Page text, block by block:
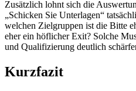
Zusätzlich lohnt sich die
„Schicken Sie Unterlagen“
welchen Zielgruppen ist die Bitte
eher ein höflicher Exit? Solche
und Qualifizierung deutlich
Kurzfazit